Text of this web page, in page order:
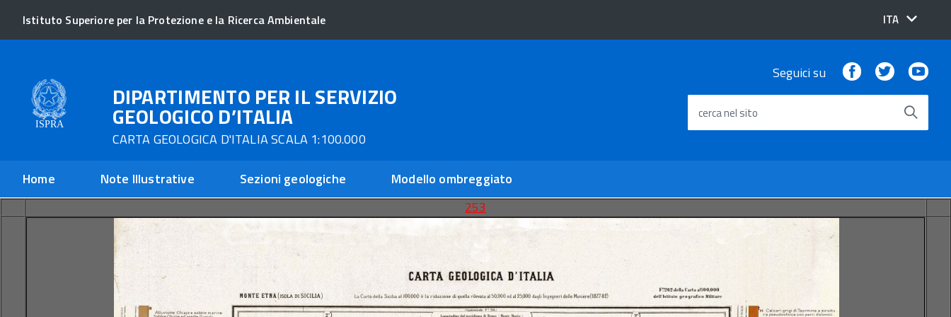
Istituto Superiore per la Protezione e la Ricerca Ambientale lingua
ITA
DIPARTIMENTO PER IL SERVIZIO
GEOLOGICO D’ITALIA
CARTA GEOLOGICA D'ITALIA SCALA 1:100.000
Seguici su FacebookTwitter
cerca nel sito
Home Note Illustrative Sezioni geologiche
Modello ombreggiato
253